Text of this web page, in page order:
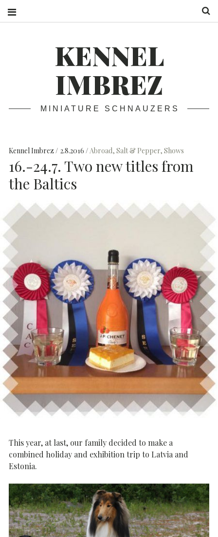
KENNEL
IMBREZ
MINIATURE SCHNAUZERS
Kennel Imbrez 2.8.2016 Abroad, Salt & Pepper, Shows
16.-24.7. Two new titles from
the Baltics
This year, at last, our family decided to make a
combined holiday and exhibition trip to Latvia and
Estonia.